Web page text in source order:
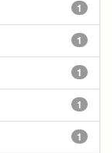
1
1
1
1
1